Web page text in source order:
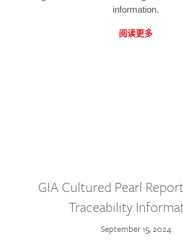
information.
阅读更多
GIA Cultured Pearl
Traceability
September 15, 2024